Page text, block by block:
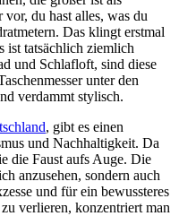
du hast alles, was du
Das klingt erstmal
ist tatsächlich ziemlich
und Schlafloft, sind diese
unter den
verdammt stylisch.
, gibt es einen
und Nachhaltigkeit. Da
die Faust aufs Auge. Die
anzusehen, sondern auch
und für ein bewussteres
verlieren, konzentriert man